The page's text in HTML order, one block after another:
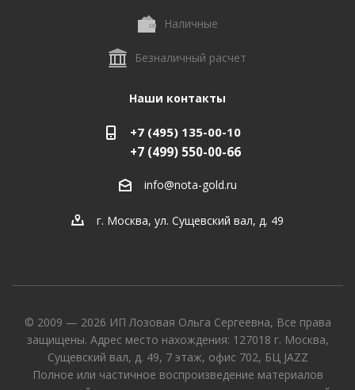
Наличные
Безналичный расчет
Наши контакты
+7 (495) 135-00-10
+7 (499) 550-00-66
info@nota-gold.ru
г. Москва, ул. Сущевский вал, д. 49
© 2009 — 2026 ИП Лозовая Ольга Сергеевна, Все права
защищены. Адрес место нахождения: 127018 г. Москва,
Сущевский вал, д. 49, 7 этаж, офис 702, БЦ JAZZ
Полное или частичное воспроизведение материалов